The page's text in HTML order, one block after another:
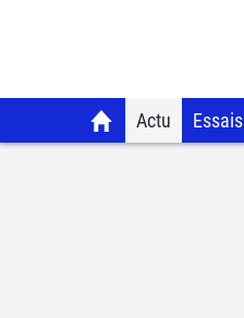
Actu Essais